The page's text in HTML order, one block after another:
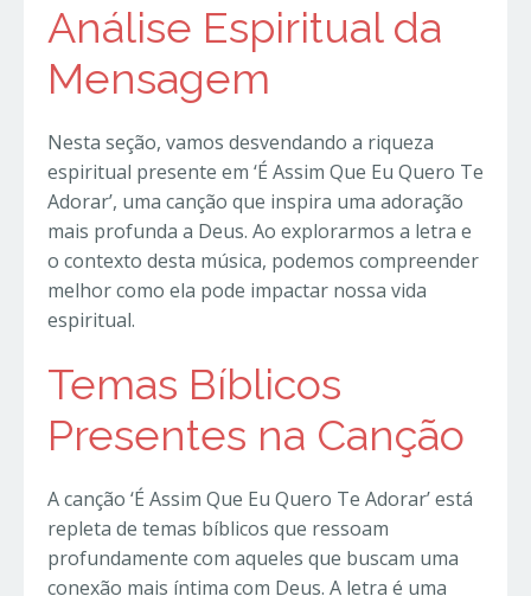
Análise Espiritual da
Mensagem
Nesta seção, vamos desvendando a riqueza
espiritual presente em ‘É Assim Que Eu Quero Te
Adorar’, uma canção que inspira uma adoração
mais profunda a Deus. Ao explorarmos a letra e
o contexto desta música, podemos compreender
melhor como ela pode impactar nossa vida
espiritual.
Temas Bíblicos
Presentes na Canção
A canção ‘É Assim Que Eu Quero Te Adorar’ está
repleta de temas bíblicos que ressoam
profundamente com aqueles que buscam uma
conexão mais íntima com Deus. A letra é uma